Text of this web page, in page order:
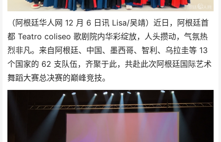
（阿根廷华人网 12 月 6 日讯 Lisa/吴靖）近日，阿根廷首
都 Teatro coliseo 歌剧院内华彩绽放，人头攒动，气氛热
烈非凡。来自阿根廷、中国、墨西哥、智利、乌拉圭等 13
个国家的 62 支队伍，齐聚于此，共赴此次阿根廷国际艺术
舞蹈大赛总决赛的巅峰竞技。